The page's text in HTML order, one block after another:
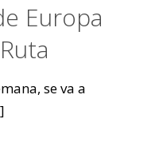
Europa
se va a